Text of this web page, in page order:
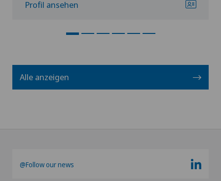
Profil ansehen
Alle anzeigen
@Follow our news